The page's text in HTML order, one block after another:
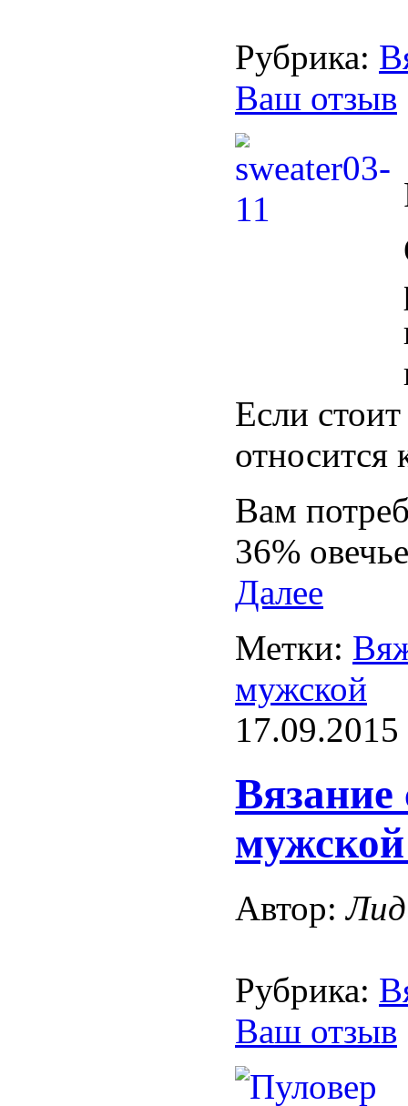
Рубрика:
Ваш отзыв
Если
относится
Вам
36%
Далее
Метки:
мужской
17.09.2015
Автор:
Рубрика:
Ваш отзыв